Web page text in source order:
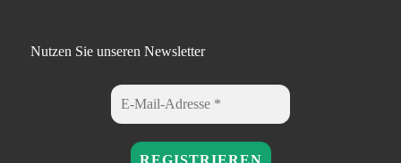
Nutzen Sie unseren Newsletter